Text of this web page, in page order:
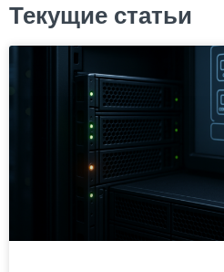
Текущие статьи